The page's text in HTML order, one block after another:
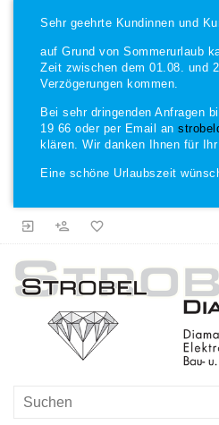
Sehr geehrte Kundinnen und
auf Grund von Sommerurlaub
Zeit zwischen dem 01.08. und
Verzögerungen kommen.
Bei sehr dringenden Anfragen
19 66 oder per Email an
klären. Wir danken Ihnen für
Eine schöne Urlaubszeit